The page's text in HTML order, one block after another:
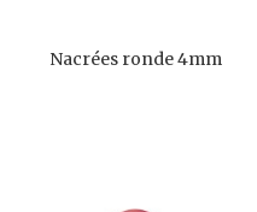
Nacrées ronde 4mm